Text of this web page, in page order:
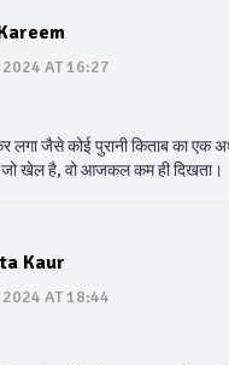
2024 AT 16:27
लगा जैसे कोई पुरानी किताब का एक
जो खेल है, वो आजकल कम ही दिखता।
Kaur
2024 AT 18:44